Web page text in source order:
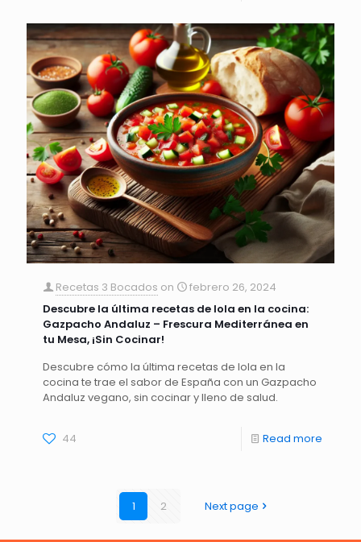
Recetas 3 Bocados on
febrero 26, 2024
Descubre la última recetas de lola en la cocina:
Gazpacho Andaluz – Frescura Mediterránea en
tu Mesa, ¡Sin Cocinar!
Descubre cómo la última recetas de lola en la
cocina te trae el sabor de España con un Gazpacho
Andaluz vegano, sin cocinar y lleno de salud.
44 Read more
1 2 Next page